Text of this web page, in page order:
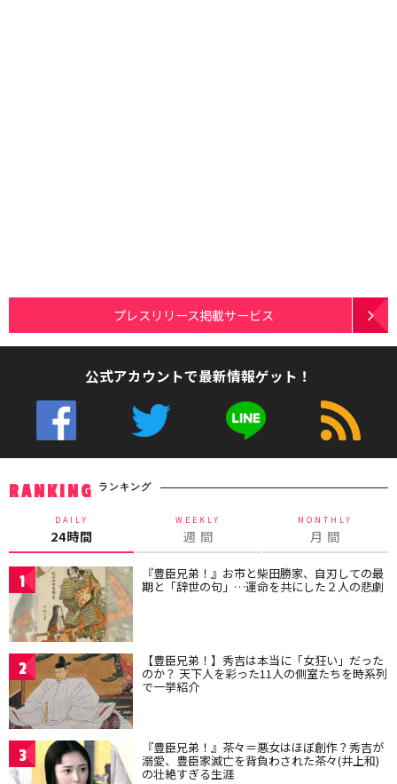
プレスリリース掲載サービス
公式アカウントで最新情報ゲット！
RANKING ランキング
DAILY
24時間
WEEKLY
週 間
MONTHLY
月 間
1 『豊臣兄弟！』お市と柴田勝家、自刃しての最
期と「辞世の句」…運命を共にした２人の悲劇
2 【豊臣兄弟！】秀吉は本当に「女狂い」だった
のか？ 天下人を彩った11人の側室たちを時系列
で一挙紹介
3 『豊臣兄弟！』茶々＝悪女はほぼ創作？秀吉が
溺愛、豊臣家滅亡を背負わされた茶々(井上和)
の壮絶すぎる生涯